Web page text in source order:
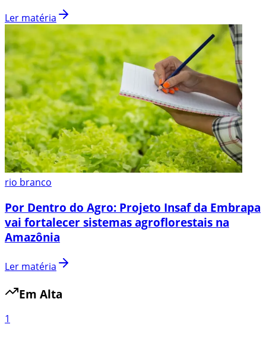
Ler matéria
rio branco
Por Dentro do Agro: Projeto Insaf da Embrapa
vai fortalecer sistemas agroflorestais na
Amazônia
Ler matéria
Em Alta
1